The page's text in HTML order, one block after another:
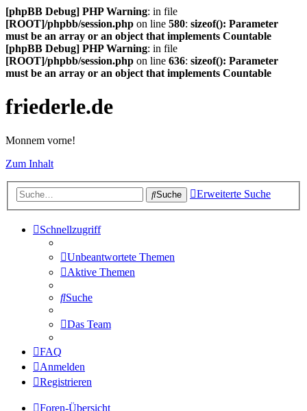
[phpBB Debug] PHP Warning: in file
[ROOT]/phpbb/session.php on line 580: sizeof(): Parameter
must be an array or an object that implements Countable
[phpBB Debug] PHP Warning: in file
[ROOT]/phpbb/session.php on line 636: sizeof(): Parameter
must be an array or an object that implements Countable
friederle.de
Monnem vorne!
Zum Inhalt
Suche Erweiterte Suche
Schnellzugriff
Unbeantwortete Themen
Aktive Themen
Suche
Das Team
FAQ
Anmelden
Registrieren
Foren-Übersicht